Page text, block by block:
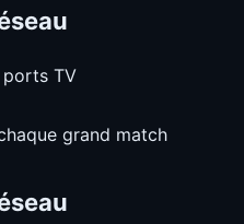
ports TV
grand match